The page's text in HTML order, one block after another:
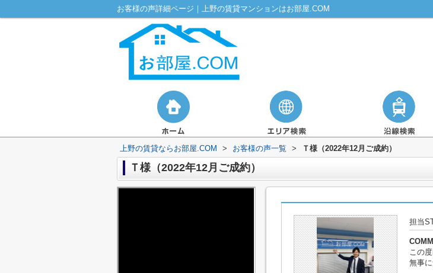
お客様の声詳細ページ｜上野の賃貸マンションはお部屋.COM
上野の賃貸ならお部屋.COM > お客様の声一覧 > Ｔ様（2022年12月ご成約）
Ｔ様（2022年12月ご成約）
担当
この
無事